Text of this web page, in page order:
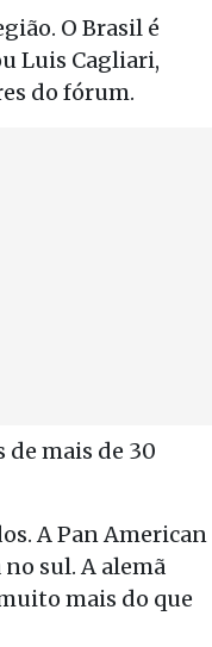
O Brasil é
Luis Cagliari,
do fórum.
mais de 30
A Pan American
sul. A alemã
mais do que